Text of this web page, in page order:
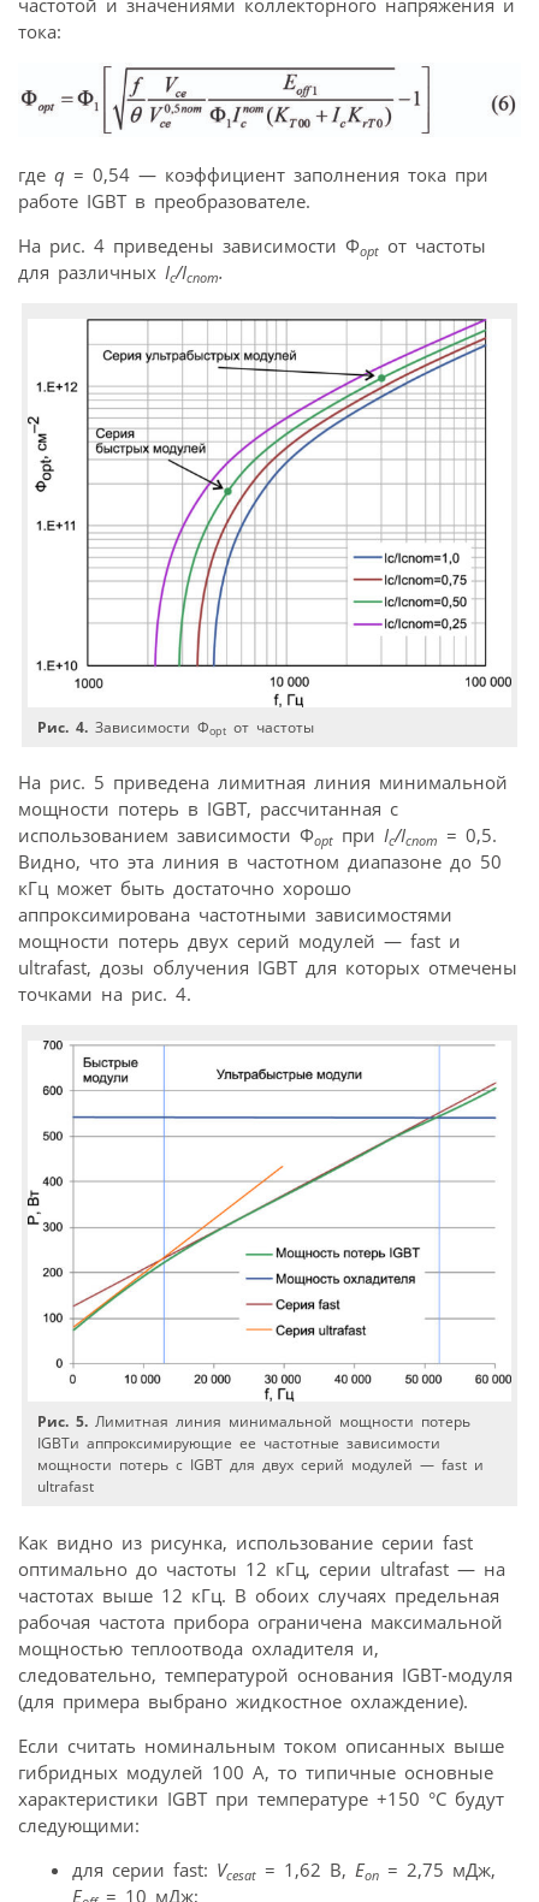
частотой и значениями коллекторного напряжения и
тока:
где q = 0,54 — коэффициент заполнения тока при
работе IGBT в преобразователе.
На рис. 4 приведены зависимости Фopt от частоты
для различных Ic/Icnom.
Рис. 4. Зависимости Фopt от частоты
На рис. 5 приведена лимитная линия минимальной
мощности потерь в IGBT, рассчитанная с
использованием зависимости Фopt при Ic/Icnom = 0,5.
Видно, что эта линия в частотном диапазоне до 50
кГц может быть достаточно хорошо
аппроксимирована частотными зависимостями
мощности потерь двух серий модулей — fast и
ultrafast, дозы облучения IGBT для которых отмечены
точками на рис. 4.
Рис. 5. Лимитная линия минимальной мощности потерь
IGBTи аппроксимирующие ее частотные зависимости
мощности потерь с IGBT для двух серий модулей — fast и
ultrafast
Как видно из рисунка, использование серии fast
оптимально до частоты 12 кГц, серии ultrafast — на
частотах выше 12 кГц. В обоих случаях предельная
рабочая частота прибора ограничена максимальной
мощностью теплоотвода охладителя и,
следовательно, температурой основания IGBT-модуля
(для примера выбрано жидкостное охлаждение).
Если считать номинальным током описанных выше
гибридных модулей 100 А, то типичные основные
характеристики IGBT при температуре +150 °С будут
следующими:
для серии fast: Vcesat = 1,62 В, Eon = 2,75 мДж,
E
= 10 мДж;